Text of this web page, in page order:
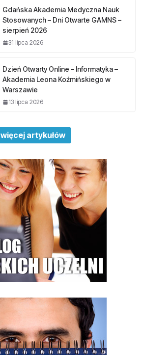
Gdańska Akademia Medyczna Nauk
Stosowanych – Dni Otwarte GAMNS –
sierpień 2026
31 lipca 2026
Dzień Otwarty Online – Informatyka –
Akademia Leona Koźmińskiego w
Warszawie
13 lipca 2026
więcej artykułów